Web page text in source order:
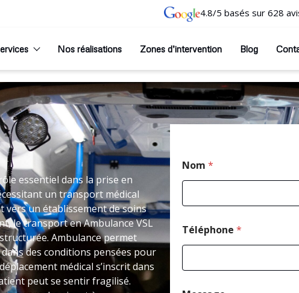
4.8/5 basés sur 628
Nos réalisations Zones d’intervention Blog
essentiel dans la prise en
un transport médical
vers un établissement de soins
le transport en Ambulance VSL
Ambulance permet
des conditions pensées pour
médical s’inscrit dans
peut se sentir fragilisé.
Nom *
Téléphone *